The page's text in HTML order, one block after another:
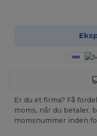
Er du et firma? Få
moms, når du betaler,
momsnummer inden